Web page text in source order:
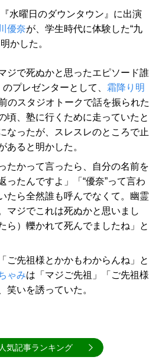
水曜日のダウンタウン』に出演
優奈が、学生時代に体験した“九
かした。
ジで死ぬかと思ったエピソード誰
プレゼンターとして、 霜降り明
のスタジオトークで話を振られた
頃、塾に行くために走っていたと
なったが、スレスレのところで止
あると明かした。
たかって言ったら、自分の名前を
ったんですよ」「“優奈”って言わ
たら全然誰も呼んでなくて。幽霊
マジでこれは死ぬかと思いまし
ら）轢かれて死んでましたね」と
ご先祖様とかかもわからんね」と
ゃみは「マジご先祖」「ご先祖様
笑いを誘っていた。
人気記事ランキング